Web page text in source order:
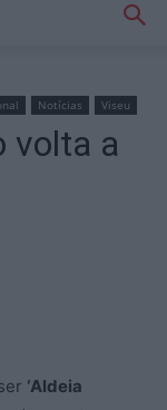
Notícias Viseu
volta a
‘Aldeia